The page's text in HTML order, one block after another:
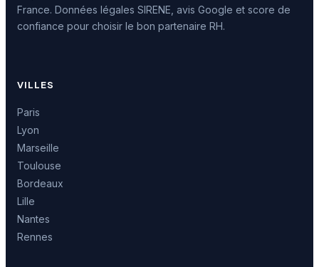
France. Données légales SIRENE, avis Google et score de
confiance pour choisir le bon partenaire RH.
VILLES
Paris
Lyon
Marseille
Toulouse
Bordeaux
Lille
Nantes
Rennes